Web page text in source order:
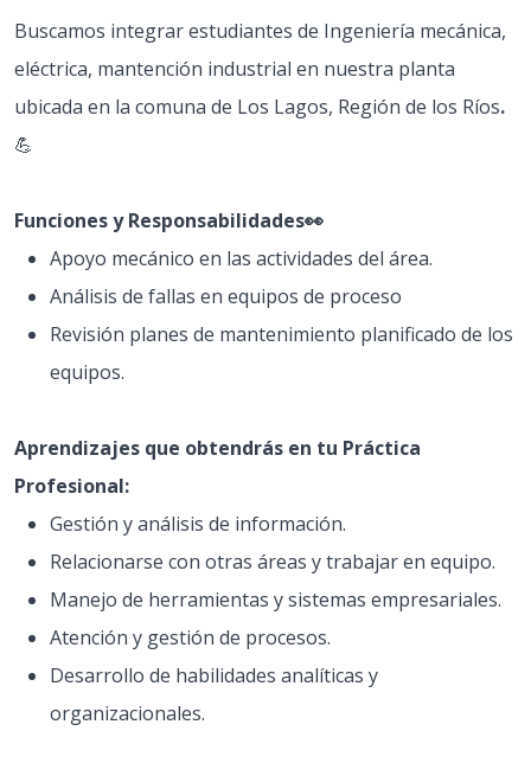
Buscamos integrar estudiantes de Ingeniería mecánica,
eléctrica, mantención industrial en nuestra planta
ubicada en la comuna de Los Lagos, Región de los Ríos.
💪
Funciones y Responsabilidades👀
Apoyo mecánico en las actividades del área.
Análisis de fallas en equipos de proceso
Revisión planes de mantenimiento planificado de los
equipos.
Aprendizajes que obtendrás en tu Práctica
Profesional:
Gestión y análisis de información.
Relacionarse con otras áreas y trabajar en equipo.
Manejo de herramientas y sistemas empresariales.
Atención y gestión de procesos.
Desarrollo de habilidades analíticas y
organizacionales.